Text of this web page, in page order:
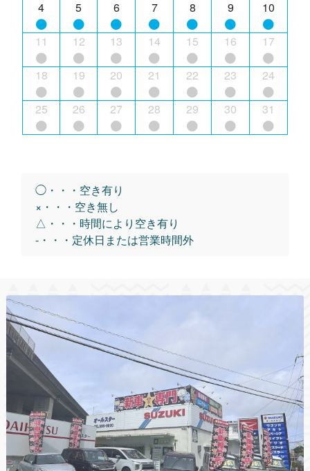
4 5 6 7 8 9 10
11 12 13 14 15 16 17
18 19 20 21 22 23 24
25 26 27 28 29 30 31
◯・・・空き有り
×・・・空き無し
△・・・時間により空き有り
-・・・定休日または営業時間外